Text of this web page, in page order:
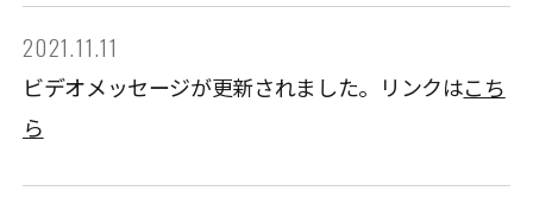
2021.11.11
ビデオメッセージが更新されました。リンクはこち
ら